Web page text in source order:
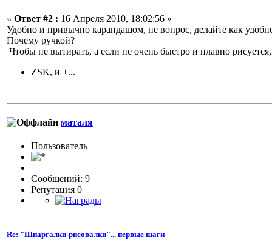
« Ответ #2 : 16 Апреля 2010, 18:02:56 »
Удобно и привычно карандашом, не вопрос, делайте как
Почему ручкой?
Чтобы не вытирать, а если не очень быстро и плавно
ZSK, и +...
маталя
Пользователь
Сообщений: 9
Репутация 0
Re: "Шпаргалки-рисовалки"... первые шаги